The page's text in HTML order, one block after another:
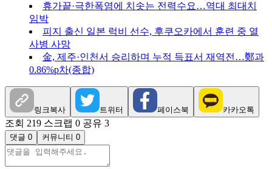
휴가끝·극한폭염에 치솟는 전력수요…역대 최대치
임박
피지 출신 일본 럭비 선수, 후쿠오카에서 훈련 중 열
사병 사망
金, 제주·인천서 승리하며 누적 득표서 재역전…鄭과
0.86%p차(종합)
링크복사 트위터 페이스북 카카오톡
조회 219 스크랩 0 공유 3
댓글 0 커뮤니티 0